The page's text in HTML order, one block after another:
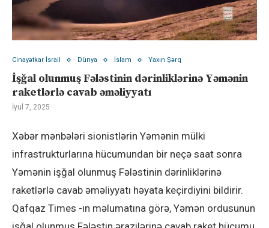
Cinayətkar İsrail Dünya İslam Yaxın Şərq
İşğal olunmuş Fələstinin dərinliklərinə Yəmənin
raketlərlə cavab əməliyyatı
İyul 7, 2025
Xəbər mənbələri sionistlərin Yəmənin mülki
infrastrukturlarına hücumundan bir neçə saat sonra
Yəmənin işğal olunmuş Fələstinin dərinliklərinə
raketlərlə cavab əməliyyatı həyata keçirdiyini bildirir.
Qafqaz Times -ın məlumatına görə, Yəmən ordusunun